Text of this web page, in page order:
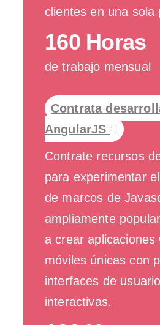
clientes en una sola
160 Horas
de trabajo mensual
Contrata
AngularJS
Contrate recursos
para experimentar
de marcos de
ampliamente
a crear aplicaciones
móviles únicas con
interfaces de usuario
interactivas.